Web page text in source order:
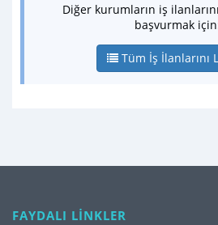
Diğer kurumların iş
başvurmak
Tüm İş İlanlarını
FAYDALI LİNKLER